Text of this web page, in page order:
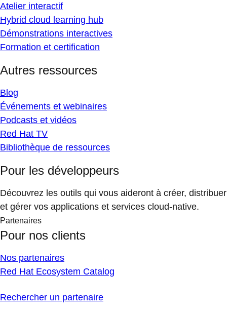
Atelier interactif
Hybrid cloud learning hub
Démonstrations interactives
Formation et certification
Autres ressources
Blog
Événements et webinaires
Podcasts et vidéos
Red Hat TV
Bibliothèque de ressources
Pour les développeurs
Découvrez les outils qui vous aideront à créer, distribuer
et gérer vos applications et services cloud-native.
Partenaires
Pour nos clients
Nos partenaires
Red Hat Ecosystem Catalog
Rechercher un partenaire